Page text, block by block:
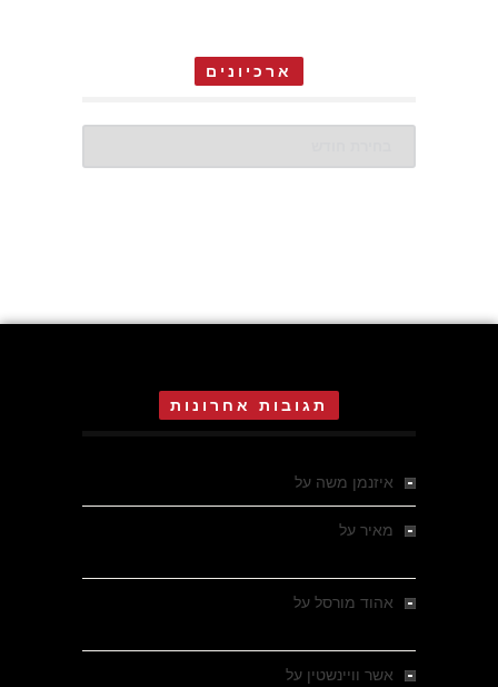
ארכיונים
תגובות אחרונות
איזנמן משה על
מאיר על
אהוד מורסל על
אשר וויינשטין על